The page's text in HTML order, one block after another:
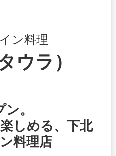
ン料理
ウラ）
。
しめる、下北
料理店